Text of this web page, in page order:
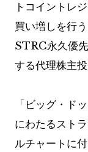
トコイントレ
買い増しを行
STRC永久優
する代理株主
「ビッグ・ド
にわたるスト
ルチャートに